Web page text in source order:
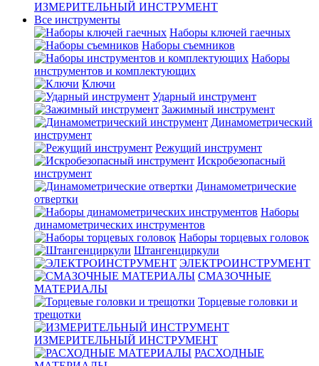
ИЗМЕРИТЕЛЬНЫЙ ИНСТРУМЕНТ
Все инструменты
Наборы ключей гаечных
Наборы съемников
Наборы
инструментов и комплектующих
Ключи
Ударный инструмент
Зажимный инструмент
Динамометрический
инструмент
Режущий инструмент
Искробезопасный
инструмент
Динамометрические
отвертки
Наборы
динамометрических инструментов
Наборы торцевых головок
Штангенциркули
ЭЛЕКТРОИНСТРУМЕНТ
СМАЗОЧНЫЕ
МАТЕРИАЛЫ
Торцевые головки и
трещотки
ИЗМЕРИТЕЛЬНЫЙ ИНСТРУМЕНТ
РАСХОДНЫЕ